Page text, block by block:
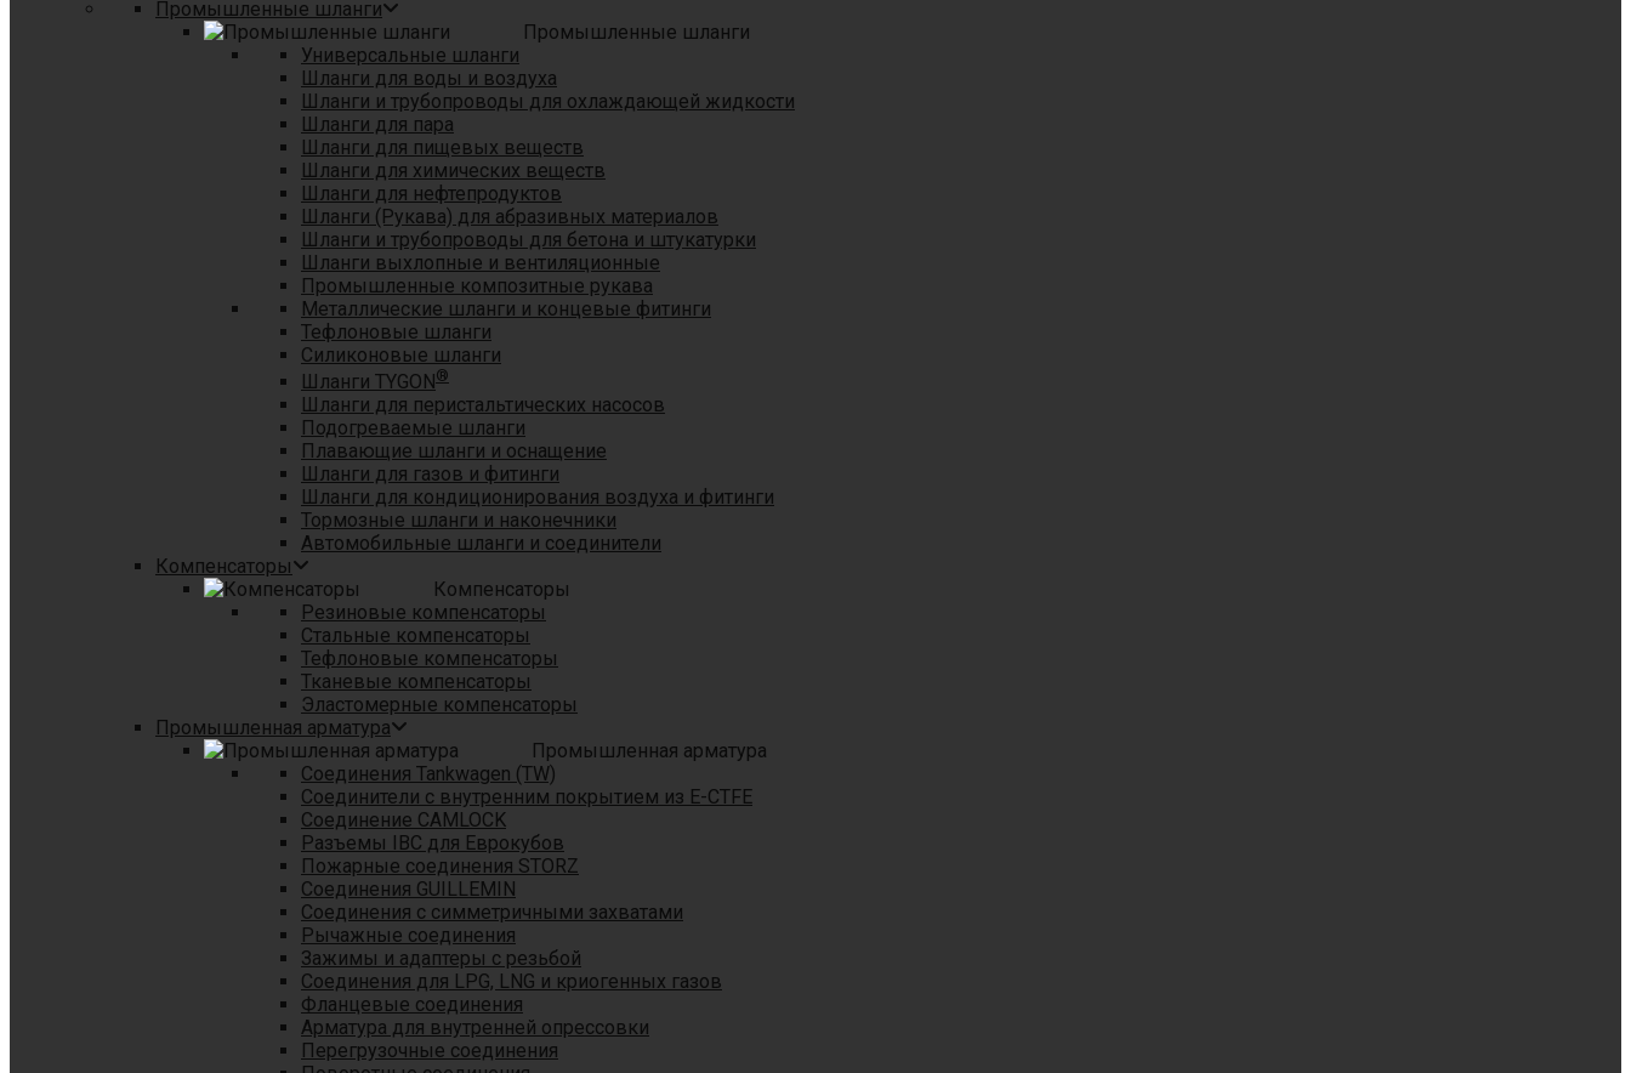
Промышленные шланги
Промышленные шланги
Универсальные шланги
Шланги для воды и воздуха
Шланги и трубопроводы для охлаждающей жидкости
Шланги для пара
Шланги для пищевых веществ
Шланги для химических веществ
Шланги для нефтепродуктов
Шланги (Рукава) для абразивных материалов
Шланги и трубопроводы для бетона и штукатурки
Шланги выхлопные и вентиляционные
Промышленные композитные рукава
Металлические шланги и концевые фитинги
Тефлоновые шланги
Силиконовые шланги
Шланги TYGON®
Шланги для перистальтических насосов
Подогреваемые шланги
Плавающие шланги и оснащение
Шланги для газов и фитинги
Шланги для кондиционирования воздуха и фитинги
Тормозные шланги и наконечники
Автомобильные шланги и соединители
Компенсаторы
Компенсаторы
Резиновые компенсаторы
Стальные компенсаторы
Тефлоновые компенсаторы
Тканевые компенсаторы
Эластомерные компенсаторы
Промышленная арматура
Промышленная арматура
Соединения Tankwagen (TW)
Соединители с внутренним покрытием из E-CTFE
Соединение CAMLOCK
Разъемы IBC для Еврокубов
Пожарные соединения STORZ
Соединения GUILLEMIN
Соединения с симметричными захватами
Рычажные соединения
Зажимы и адаптеры с резьбой
Соединения для LPG, LNG и криогенных газов
Фланцевые соединения
Арматура для внутренней опрессовки
Перегрузочные соединения